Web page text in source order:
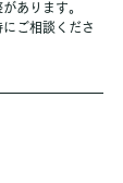
あります。
ご相談くださ